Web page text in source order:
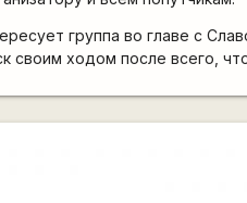
группа во главе с
своим ходом после всего,